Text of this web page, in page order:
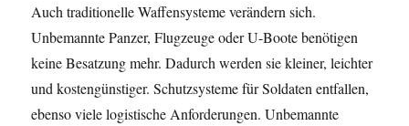
Auch traditionelle Waffensysteme verändern sich.
Unbemannte Panzer, Flugzeuge oder U-Boote benötigen
keine Besatzung mehr. Dadurch werden sie kleiner, leichter
und kostengünstiger. Schutzsysteme für Soldaten entfallen,
ebenso viele logistische Anforderungen. Unbemannte